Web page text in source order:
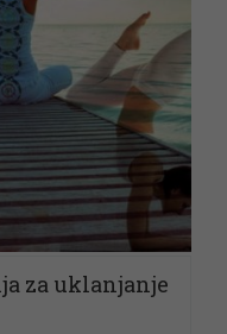
za uklanjanje